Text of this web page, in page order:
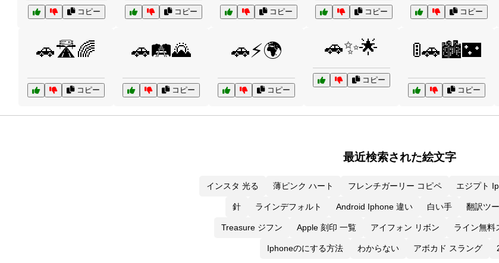
コピー コピー コピー コピー コピー
🚗🛣️🌈
コピー
🚗🛤️🌄
コピー
🚗⚡🌍
コピー
🚗✨🌟
コピー
🚦🚗🏙️🌃
コピー
最近検索された絵文字
インスタ 光る 薄ピンク ハート フレンチガーリー コピペ エジプト
針 ラインデフォルト Android Iphone 違い 白い手 翻訳ツ
Treasure ジフン Apple 刻印 一覧 アイフォン リボン ライン無料
Iphoneのにする方法 わからない アボカド スラング